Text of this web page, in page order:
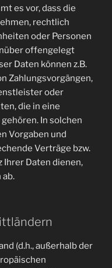
es vor, dass die
rechtlich
oder Personen
offengelegt
Daten können z.B.
Zahlungsvorgängen,
oder
die in eine
In solchen
Vorgaben und
Verträge bzw.
Ihrer Daten dienen,
ab.
(d.h., außerhalb der